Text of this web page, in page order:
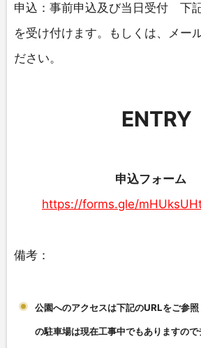
申込：事前申込及び当日受付 下
を受け付けます。もしくは、メー
ださい。
ENTRY
申込フォーム
https://forms.gle/
備考：
公園へのアクセスは下記のURLをご参
の駐車場は現在工事中でもありますの